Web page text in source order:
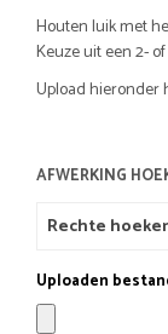
Houten luik met
Keuze uit een 2-
Upload hieronder
AFWERKING
Uploaden